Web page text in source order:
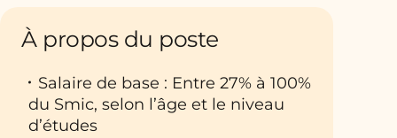
À propos du poste
Salaire de base : Entre 27% à 100%
du Smic, selon l’âge et le niveau
d’études